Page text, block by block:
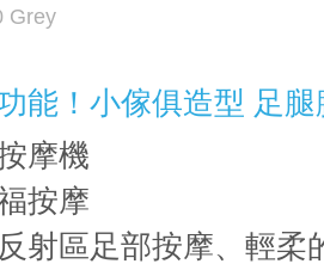
Grey
能！小傢俱造型 足
摩機
按摩
射區足部按摩、輕柔